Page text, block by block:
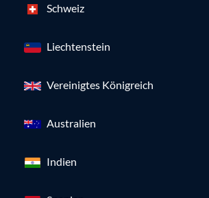
Schweiz
Liechtenstein
Vereinigtes Königreich
Australien
Indien